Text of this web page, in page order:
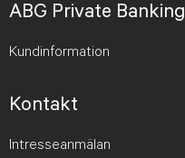
ABG Private Banking
Kundinformation
Kontakt
Intresseanmälan